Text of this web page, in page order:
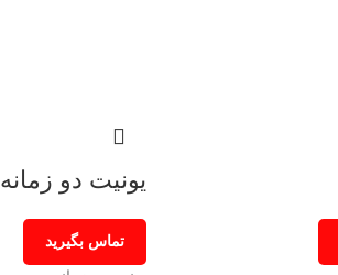
یونیت دو زمانه
تماس بگیرید